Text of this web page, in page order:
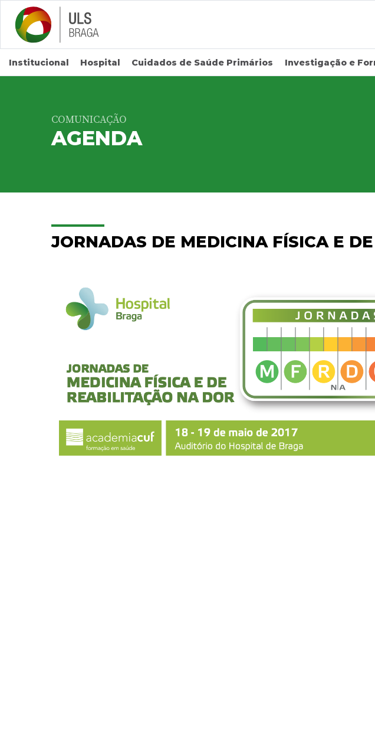
Saltar para conteúdo principal
Institucional Hospital Cuidados de Saúde Primários Investigação e
COMUNICAÇÃO
AGENDA
JORNADAS DE MEDICINA FÍSICA E